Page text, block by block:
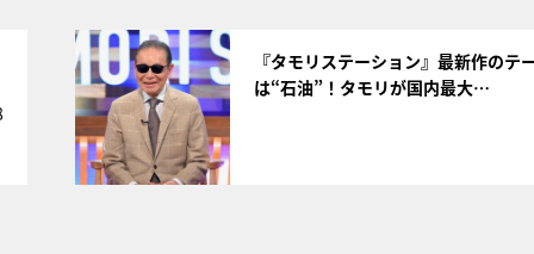
『タモリステーション』最新作のテ
は“石油”！タモリが国内最大…